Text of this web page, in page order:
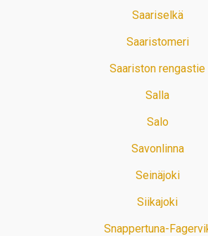
Saariselkä
Saaristomeri
Saariston rengastie
Salla
Salo
Savonlinna
Seinäjoki
Siikajoki
Snappertuna-